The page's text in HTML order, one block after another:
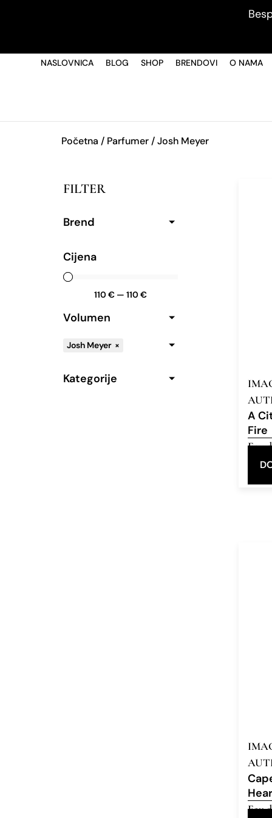
NASLOVNICA BLOG SHOP BRENDOVI O NAMA
Početna / Parfumer / Josh Meyer
FILTER
Brend
Cijena
110 € —110 €
Volumen
Josh Meyer ×
Kategorije
A
Fire
Eau
Eau